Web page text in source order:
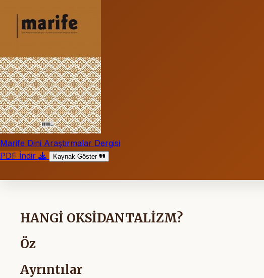
Marife Dini Araştırmalar Dergisi
PDF İndir
Kaynak Göster
HANGİ OKSİDANTALİZM?
Öz
Ayrıntılar